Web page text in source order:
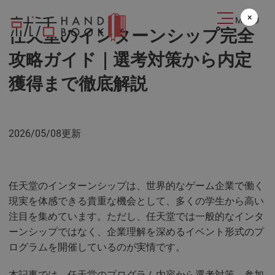
MENU
任天堂のインターンシップ完全
攻略ガイド｜選考対策から内定
獲得まで徹底解説
2026/05/08更新
任天堂のインターンシップは、世界的なゲーム企業で働く
現実を体感できる貴重な機会として、多くの学生から高い
注目を集めています。ただし、任天堂では一般的なインタ
ーンシップではなく、企業理解を深めるイベント形式のプ
ログラムを開催しているのが実情です。
×